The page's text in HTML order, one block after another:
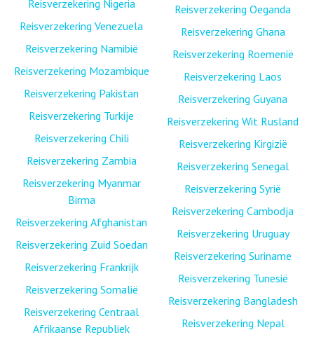
Reisverzekering Nigeria
Reisverzekering Venezuela
Reisverzekering Namibië
Reisverzekering Mozambique
Reisverzekering Pakistan
Reisverzekering Turkije
Reisverzekering Chili
Reisverzekering Zambia
Reisverzekering Myanmar
Birma
Reisverzekering Afghanistan
Reisverzekering Zuid Soedan
Reisverzekering Frankrijk
Reisverzekering Somalië
Reisverzekering Centraal
Afrikaanse Republiek
Reisverzekering Oeganda
Reisverzekering Ghana
Reisverzekering Roemenië
Reisverzekering Laos
Reisverzekering Guyana
Reisverzekering Wit Rusland
Reisverzekering Kirgizië
Reisverzekering Senegal
Reisverzekering Syrië
Reisverzekering Cambodja
Reisverzekering Uruguay
Reisverzekering Suriname
Reisverzekering Tunesië
Reisverzekering Bangladesh
Reisverzekering Nepal